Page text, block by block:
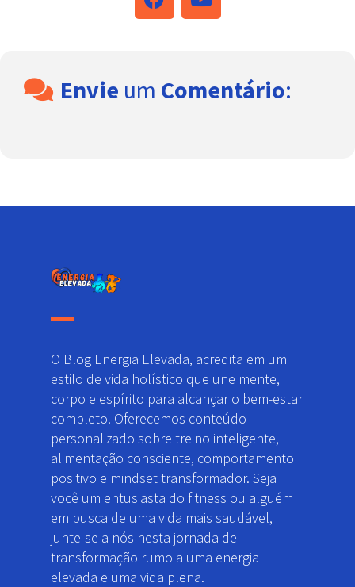
Envie um Comentário:
O Blog Energia Elevada, acredita em um
estilo de vida holístico que une mente,
corpo e espírito para alcançar o bem-estar
completo. Oferecemos conteúdo
personalizado sobre treino inteligente,
alimentação consciente, comportamento
positivo e mindset transformador. Seja
você um entusiasta do fitness ou alguém
em busca de uma vida mais saudável,
junte-se a nós nesta jornada de
transformação rumo a uma energia
elevada e uma vida plena.